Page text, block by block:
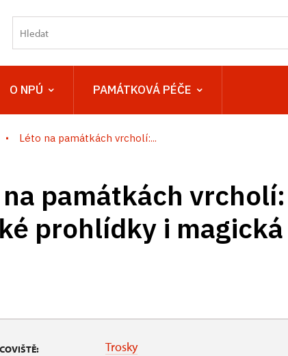
O NPÚ PAMÁTKOVÁ PÉČE
Léto na památkách vrcholí:...
památkách
prohlídky i
Trosky